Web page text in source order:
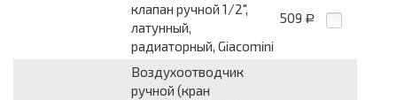
клапан ручной 1/2",
латунный,
радиаторный, Giacomini
509 Р
Воздухоотводчик
ручной (кран